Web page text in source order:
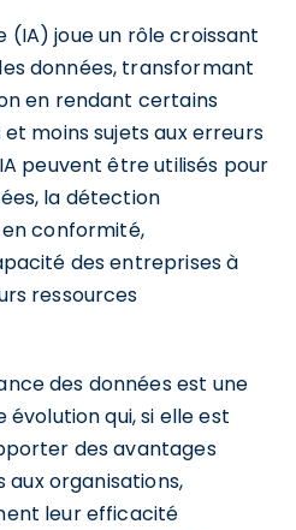
(IA) joue un rôle croissant
données, transformant
en rendant certains
moins sujets aux erreurs
peuvent être utilisés pour
la détection
conformité,
des entreprises à
ressources
des données est une
qui, si elle est
des avantages
organisations,
leur efficacité